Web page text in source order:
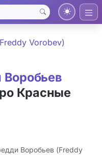
Vorobev)
Красные
Воробьев (Freddy